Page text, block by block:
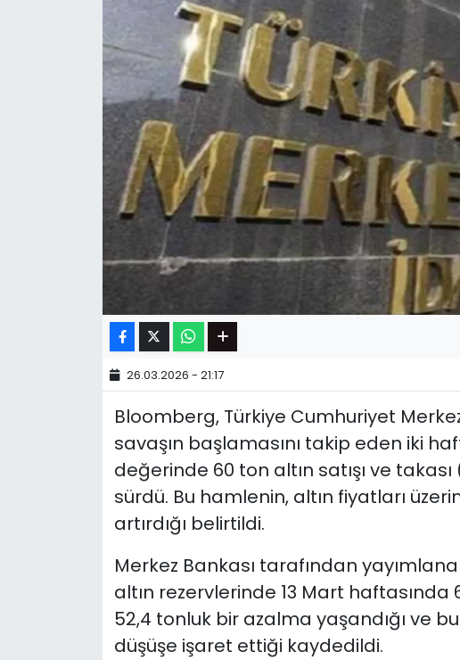
26.03.2026 - 21:17
Bloomberg, Türkiye Cumhuriyet
savaşın başlamasını takip eden iki
değerinde 60 ton altın satışı ve
sürdü. Bu hamlenin, altın fiyatları
artırdığı belirtildi.
Merkez Bankası tarafından
altın rezervlerinde 13 Mart
52,4 tonluk bir azalma yaşandığı ve
düşüşe işaret ettiği kaydedildi.